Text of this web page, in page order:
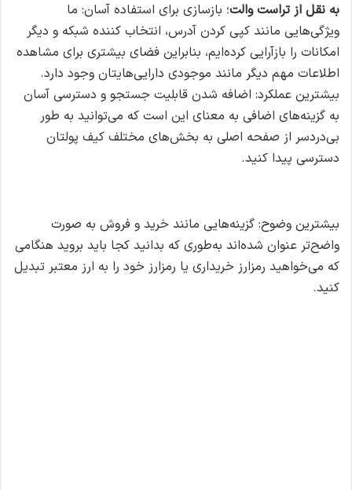
به نقل از تراست والت؛ بازسازی برای استفاده آسان: ما
ویژگی‌هایی مانند کپی کردن آدرس، انتخاب کننده شبکه و دیگر
امکانات را بازآرایی کرده‌ایم، بنابراین فضای بیشتری برای مشاهده
اطلاعات مهم دیگر مانند موجودی دارایی‌هایتان وجود دارد.
بیشترین عملکرد: اضافه شدن قابلیت جستجو و دسترسی آسان
به گزینه‌های اضافی به معنای این است که می‌توانید به طور
بی‌دردسر از صفحه اصلی به بخش‌های مختلف کیف پولتان
دسترسی پیدا کنید.
بیشترین وضوح: گزینه‌هایی مانند خرید و فروش به صورت
واضح‌تر عنوان شده‌اند به‌طوری که بدانید کجا باید بروید هنگامی
که می‌خواهید رمزارز خریداری یا رمزارز خود را به ارز معتبر تبدیل
کنید.